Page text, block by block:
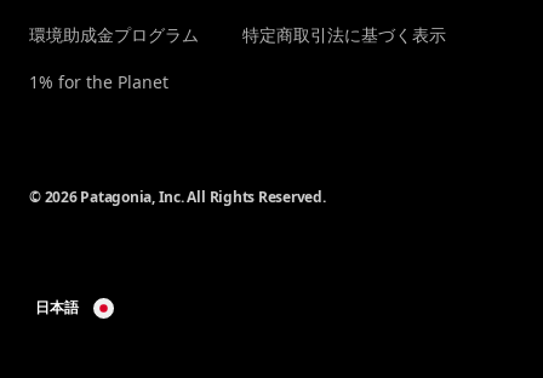
環境助成金プログラム
1% for the Planet
特定商取引法に基づく表示
© 2026 Patagonia, Inc. All Rights Reserved.
日本語